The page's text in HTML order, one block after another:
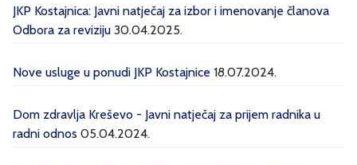
JKP Kostajnica: Javni natječaj za izbor i imenovanje članova
Odbora za reviziju 30.04.2025.
Nove usluge u ponudi JKP Kostajnice 18.07.2024.
Dom zdravlja Kreševo - Javni natječaj za prijem radnika u
radni odnos 05.04.2024.